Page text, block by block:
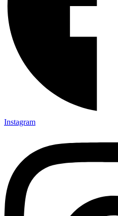
Instagram